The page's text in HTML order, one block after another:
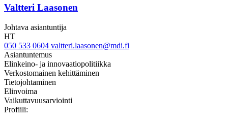
Valtteri Laasonen
Johtava asiantuntija
HT
050 533 0604 valtteri.laasonen@mdi.fi
Asiantuntemus
Elinkeino- ja innovaatiopolitiikka
Verkostomainen kehittäminen
Tietojohtaminen
Elinvoima
Vaikuttavuusarviointi
Profiili: